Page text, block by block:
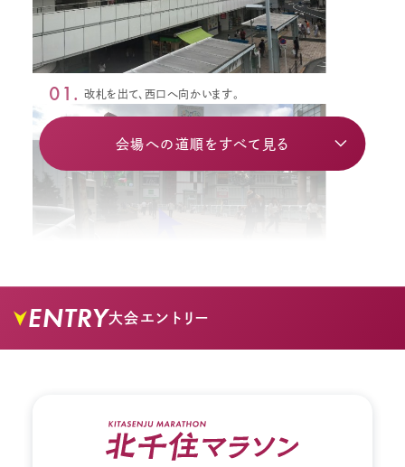
01. 改札を出て、西口へ向かいます。
02. 矢印の方向に進みます。右手にマルイのビルが見
えます。
会場への道順をすべて見る
ENTRY大会エントリー